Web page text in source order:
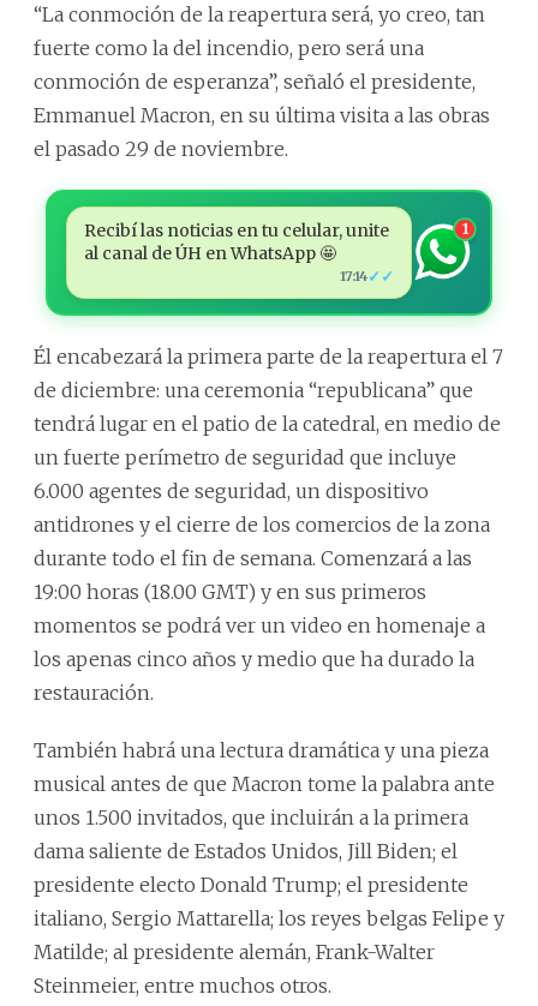
“La conmoción de la reapertura será, yo creo, tan
fuerte como la del incendio, pero será una
conmoción de esperanza”, señaló el presidente,
Emmanuel Macron, en su última visita a las obras
el pasado 29 de noviembre.
Recibí las noticias en tu celular, unite
al canal de ÚH en WhatsApp 🤩
17:14✓✓
1
Él encabezará la primera parte de la reapertura el 7
de diciembre: una ceremonia “republicana” que
tendrá lugar en el patio de la catedral, en medio de
un fuerte perímetro de seguridad que incluye
6.000 agentes de seguridad, un dispositivo
antidrones y el cierre de los comercios de la zona
durante todo el fin de semana. Comenzará a las
19:00 horas (18.00 GMT) y en sus primeros
momentos se podrá ver un video en homenaje a
los apenas cinco años y medio que ha durado la
restauración.
También habrá una lectura dramática y una pieza
musical antes de que Macron tome la palabra ante
unos 1.500 invitados, que incluirán a la primera
dama saliente de Estados Unidos, Jill Biden; el
presidente electo Donald Trump; el presidente
italiano, Sergio Mattarella; los reyes belgas Felipe y
Matilde; al presidente alemán, Frank-Walter
Steinmeier, entre muchos otros.